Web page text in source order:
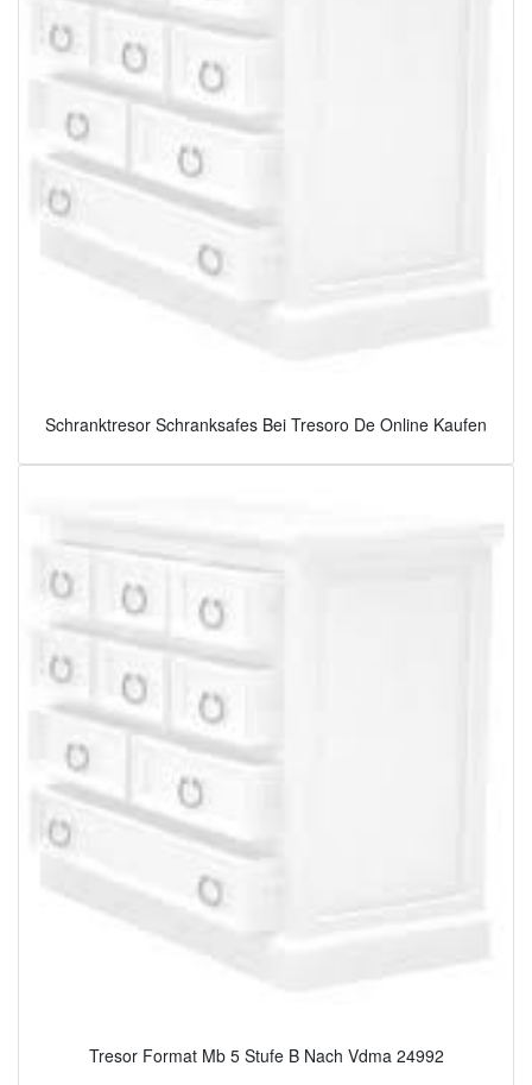
Schranktresor Schranksafes Bei Tresoro De Online Kaufen
Tresor Format Mb 5 Stufe B Nach Vdma 24992